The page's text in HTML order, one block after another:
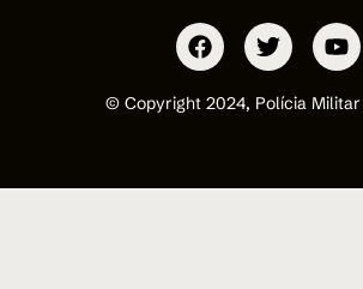
© Copyright 2024, Polícia Militar